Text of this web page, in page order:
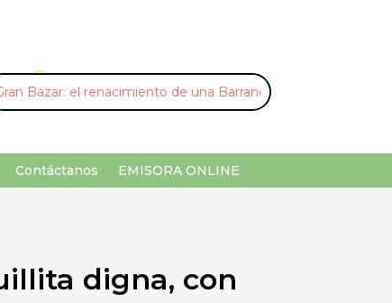
U ¡Buscar por palabra clave!
Contáctanos EMISORA ONLINE
digna, con